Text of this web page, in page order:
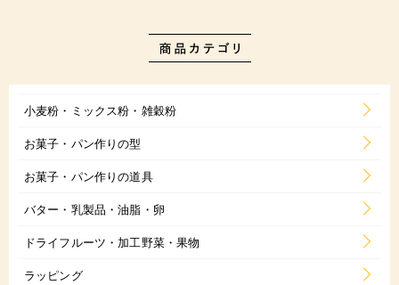
小麦粉・ミックス粉・雑穀粉
お菓子・パン作りの型
お菓子・パン作りの道具
バター・乳製品・油脂・卵
ドライフルーツ・加工野菜・果物
ラッピング